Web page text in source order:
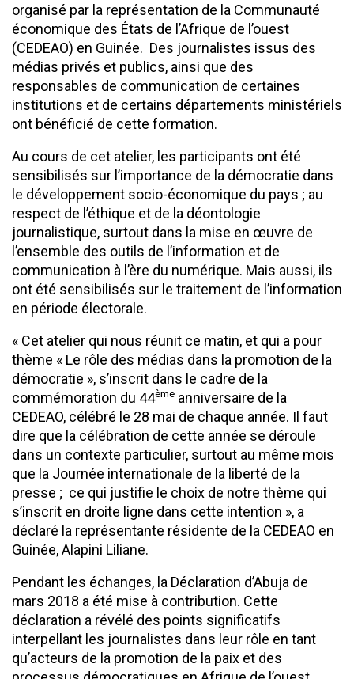
organisé par la représentation de la Communauté
économique des États de l’Afrique de l’ouest
(CEDEAO) en Guinée. Des journalistes issus des
médias privés et publics, ainsi que des
responsables de communication de certaines
institutions et de certains départements ministériels
ont bénéficié de cette formation.
Au cours de cet atelier, les participants ont été
sensibilisés sur l’importance de la démocratie dans
le développement socio-économique du pays ; au
respect de l’éthique et de la déontologie
journalistique, surtout dans la mise en œuvre de
l’ensemble des outils de l’information et de
communication à l’ère du numérique. Mais aussi, ils
ont été sensibilisés sur le traitement de l’information
en période électorale.
« Cet atelier qui nous réunit ce matin, et qui a pour
thème « Le rôle des médias dans la promotion de la
démocratie », s’inscrit dans le cadre de la
commémoration du 44ème anniversaire de la
CEDEAO, célébré le 28 mai de chaque année. Il faut
dire que la célébration de cette année se déroule
dans un contexte particulier, surtout au même mois
que la Journée internationale de la liberté de la
presse ; ce qui justifie le choix de notre thème qui
s’inscrit en droite ligne dans cette intention », a
déclaré la représentante résidente de la CEDEAO en
Guinée, Alapini Liliane.
Pendant les échanges, la Déclaration d’Abuja de
mars 2018 a été mise à contribution. Cette
déclaration a révélé des points significatifs
interpellant les journalistes dans leur rôle en tant
qu’acteurs de la promotion de la paix et des